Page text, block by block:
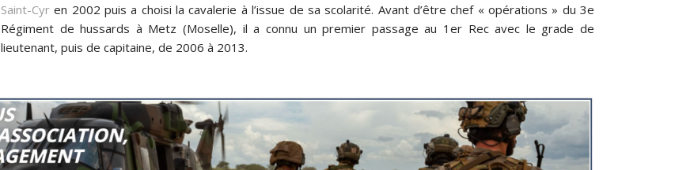
Saint-Cyr en 2002 puis a choisi la cavalerie à l’issue de sa scolarité. Avant d’être chef « opérations » du 3e
Régiment de hussards à Metz (Moselle), il a connu un premier passage au 1er Rec avec le grade de
lieutenant, puis de capitaine, de 2006 à 2013.